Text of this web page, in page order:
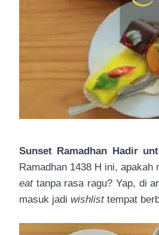
Sunset Ramadhan Hadir
Ramadhan 1438 H ini,
eat tanpa rasa ragu? Yap, di
masuk jadi wishlist tempat